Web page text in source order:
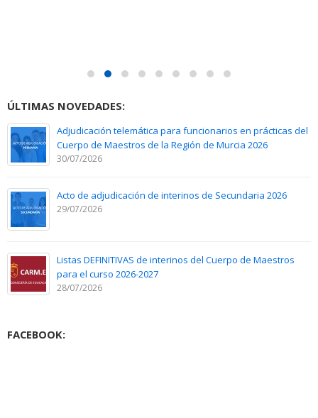
ÚLTIMAS NOVEDADES:
Adjudicación telemática para funcionarios en prácticas del
Cuerpo de Maestros de la Región de Murcia 2026
30/07/2026
Acto de adjudicación de interinos de Secundaria 2026
29/07/2026
Listas DEFINITIVAS de interinos del Cuerpo de Maestros
para el curso 2026-2027
28/07/2026
FACEBOOK: